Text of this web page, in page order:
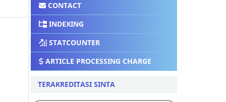
CONTACT
INDEXING
STATCOUNTER
ARTICLE PROCESSING CHARGE
TERAKREDITASI SINTA